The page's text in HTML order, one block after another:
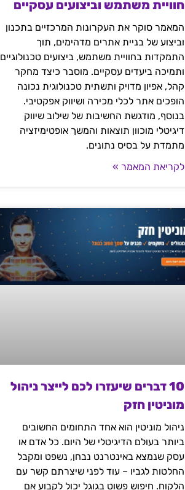
חוויית משתמש וביצועים עסקיים
המאמר סוקר את העקרונות המרכזיים בתכנון
וביצוע של בניית אתרים מדהימים, תוך
התמקדות בחוויית משתמש, ביצועים טכנולוגיים
ותמיכה ביעדים עסקיים. מוסבר כיצד מחקר
קהל, אפיון מדויק ותשתית טכנולוגית נכונה
הופכים אתר לכלי מכירה ושיווק אפקטיבי.
בנוסף, מודגשת החשיבות של שילוב שיווק
דיגיטלי מוכוון תוצאות והמשך אופטימיזציה
מתמדת על בסיס נתונים.
לקריאת המאמר »
10 דברים שיעזרו לכם לייצר ניהול
מוניטין חזק
ניהול מוניטין הוא אחד התחומים החשובים
ביותר בעולם הדיגיטלי של היום. כל אדם או
עסק שנמצא באינטרנט נבחן, נשפט ומקבל
החלטות לגביו – עוד לפני שיצרתם קשר עם
הלקוח. חיפוש פשוט בגוגל יכול לקבוע אם